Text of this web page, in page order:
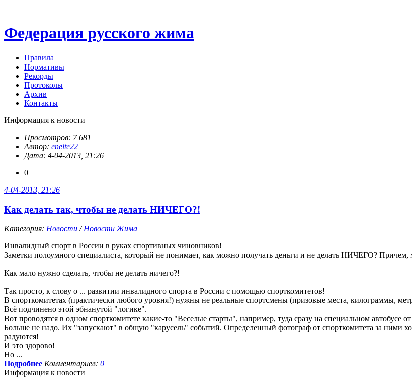
Федерация русского жима
Правила
Нормативы
Рекорды
Протоколы
Архив
Контакты
Информация к новости
Просмотров: 7 681
Автор: enelte22
Дата: 4-04-2013, 21:26
0
4-04-2013, 21:26
Как делать так, чтобы не делать НИЧЕГО?!
Категория: Новости /Новости Жима
Инвалидный спорт в России в руках спортивных чиновников!
Заметки полоумного специалиста, который не понимает, как можно получать деньги и не делать НИЧЕГО? Причем,
Как мало нужно сделать, чтобы не делать ничего?!
Так просто, к слову о ... развитии инвалидного спорта в России с помощью спорткомитетов!
В спорткомитетах (практически любого уровня!) нужны не реальные спортсмены (призовые места, килограммы,
Всё подчинено этой эбнанутой "логике".
Вот проводятся в одном спорткомитете какие-то "Веселые старты", например, туда сразу на специальном автобусе
Больше не надо. Их "запускают" в общую "карусель" событий. Определенный фотограф от спорткомитета за ними
радуются!
И это здорово!
Но ...
Подробнее Комментариев: 0
Информация к новости